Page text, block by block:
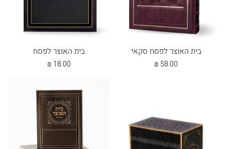
בית האוצר לפסח סקאי
58.00
₪
בית האוצר לפסח
18.00
₪